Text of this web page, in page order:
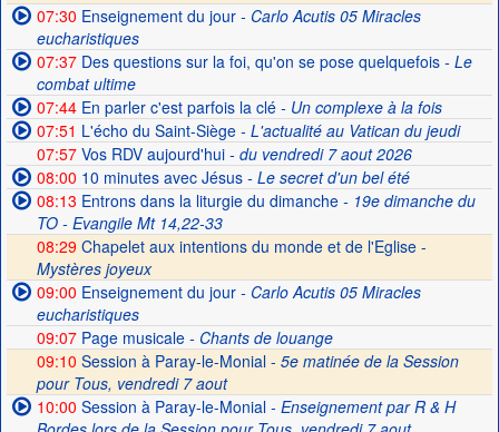
07:30 Enseignement du jour- Carlo Acutis 05 Miracles
eucharistiques
07:37Des questions sur la foi, qu'on se pose quelquefois- Le
combat ultime
07:44En parler c'est parfois la clé- Un complexe à la fois
07:51 L'écho du Saint-Siège- L'actualité au Vatican du jeudi
07:57Vos RDV aujourd'hui- du vendredi 7 aout 2026
08:00 10 minutes avec Jésus- Le secret d'un bel été
08:13 Entrons dans la liturgie du dimanche- 19e dimanche du
TO - Evangile Mt 14,22-33
08:29 Chapelet aux intentions du monde et de l'Eglise -
Mystères joyeux
09:00 Enseignement du jour- Carlo Acutis 05 Miracles
eucharistiques
09:07Page musicale- Chants de louange
09:10 Session à Paray-le-Monial - 5e matinée de la Session
pour Tous, vendredi 7 aout
10:00 Session à Paray-le-Monial- Enseignement par R & H